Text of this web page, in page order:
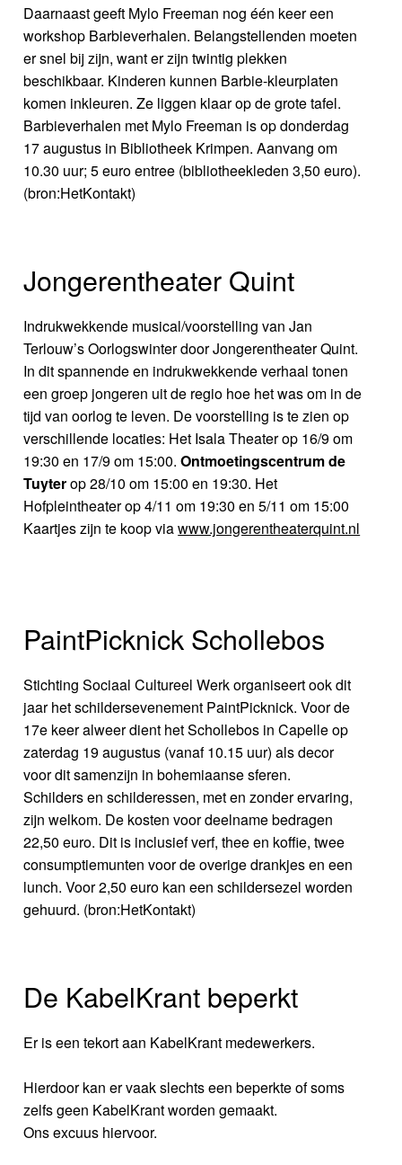
Daarnaast geeft Mylo Freeman nog één keer een
workshop Barbieverhalen. Belangstellenden moeten
er snel bij zijn, want er zijn twintig plekken
beschikbaar. Kinderen kunnen Barbie-kleurplaten
komen inkleuren. Ze liggen klaar op de grote tafel.
Barbieverhalen met Mylo Freeman is op donderdag
17 augustus in Bibliotheek Krimpen. Aanvang om
10.30 uur; 5 euro entree (bibliotheekleden 3,50 euro).
(bron:HetKontakt)
Jongerentheater Quint
Indrukwekkende musical/voorstelling van Jan
Terlouw’s Oorlogswinter door Jongerentheater Quint.
In dit spannende en indrukwekkende verhaal tonen
een groep jongeren uit de regio hoe het was om in de
tijd van oorlog te leven. De voorstelling is te zien op
verschillende locaties: Het Isala Theater op 16/9 om
19:30 en 17/9 om 15:00.Ontmoetingscentrum de
Tuyterop 28/10 om 15:00 en 19:30. Het
Hofpleintheater op 4/11 om 19:30 en 5/11 om 15:00
Kaartjes zijn te koop viawww.jongerentheaterquint.nl
PaintPicknick Schollebos
Stichting Sociaal Cultureel Werk organiseert ook dit
jaar het schildersevenement PaintPicknick. Voor de
17e keer alweer dient het Schollebos in Capelle op
zaterdag 19 augustus (vanaf 10.15 uur) als decor
voor dit samenzijn in bohemiaanse sferen.
Schilders en schilderessen, met en zonder ervaring,
zijn welkom. De kosten voor deelname bedragen
22,50 euro. Dit is inclusief verf, thee en koffie, twee
consumptiemunten voor de overige drankjes en een
lunch. Voor 2,50 euro kan een schildersezel worden
gehuurd. (bron:HetKontakt)
De KabelKrant beperkt
Er is een tekort aan KabelKrant medewerkers.
Hierdoor kan er vaak slechts een beperkte of soms
zelfs geen KabelKrant worden gemaakt.
Ons excuus hiervoor.